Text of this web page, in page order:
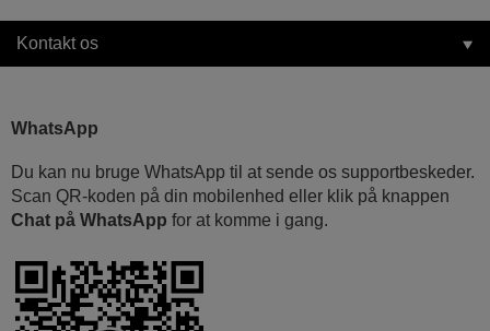
Kontakt os
WhatsApp
Du kan nu bruge WhatsApp til at sende os supportbeskeder.
Scan QR-koden på din mobilenhed eller klik på knappen
Chat på WhatsApp for at komme i gang.